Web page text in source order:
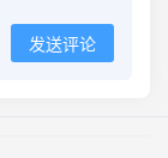
发送评论